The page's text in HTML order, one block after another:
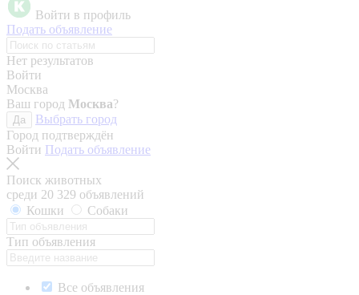
Войти в профиль
Подать объявление
Нет результатов
Войти
Москва
Ваш город Москва?
Да
Выбрать город
Город подтверждён
Войти Подать объявление
Поиск животных
среди 20 329 объявлений
Кошки
Собаки
Тип объявления
Все объявления